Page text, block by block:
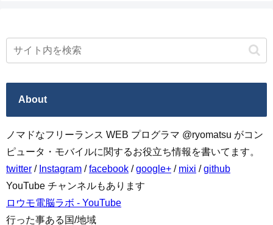
About
ノマドなフリーランス WEB プログラマ @ryomatsu がコン
ピュータ・モバイルに関するお役立ち情報を書いてます。
twitter / Instagram /facebook /google+ / mixi /github
YouTube チャンネルもあります
ロウモ電脳ラボ - YouTube
行った事ある国/地域